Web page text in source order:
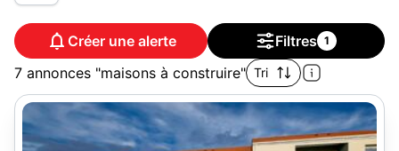
Créer une alerte Filtres 1
7 annonces "maisons à construire" Tri